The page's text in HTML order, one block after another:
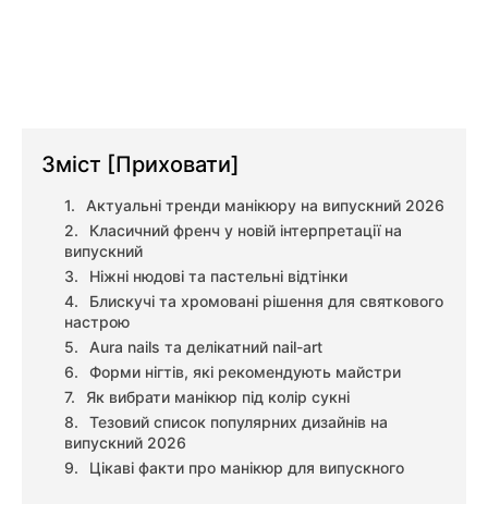
Зміст [Приховати]
Актуальні тренди манікюру на випускний 2026
Класичний френч у новій інтерпретації на
випускний
Ніжні нюдові та пастельні відтінки
Блискучі та хромовані рішення для святкового
настрою
Aura nails та делікатний nail-art
Форми нігтів, які рекомендують майстри
Як вибрати манікюр під колір сукні
Тезовий список популярних дизайнів на
випускний 2026
Цікаві факти про манікюр для випускного